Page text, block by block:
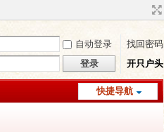
自动登录
找回密码
登录 开只户头
快捷导航